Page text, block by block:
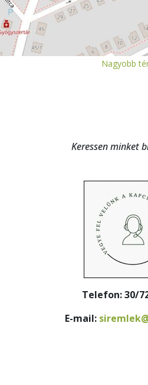
Nagyobb
Keressen minket
Telefon: 30/
E-mail: